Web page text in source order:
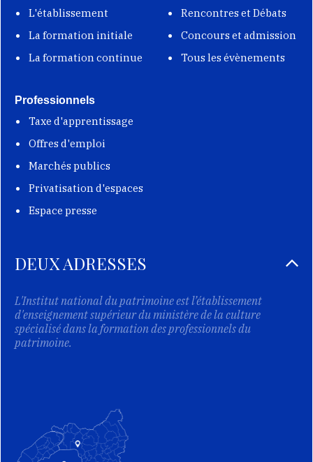
L'établissement
La formation initiale
La formation continue
Rencontres et Débats
Concours et admission
Tous les évènements
Professionnels
Taxe d'apprentissage
Offres d'emploi
Marchés publics
Privatisation d'espaces
Espace presse
DEUX ADRESSES
L'Institut national du patrimoine est l’établissement
d'enseignement supérieur du ministère de la culture
spécialisé dans la formation des professionnels du
patrimoine.